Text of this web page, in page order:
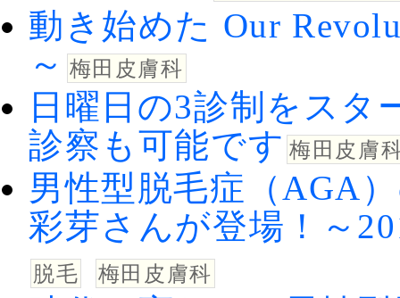
動き始めた Our
～ 梅田皮膚科
日曜日の3診制をスタ
診察も可能です 梅田皮膚
男性型脱毛症（AGA
彩芽さんが登場！～
脱毛 梅田皮膚科